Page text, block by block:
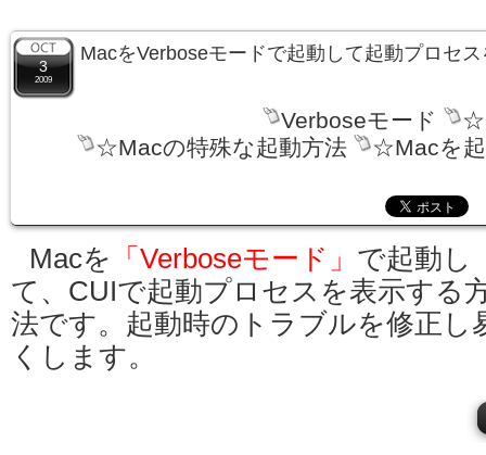
3
2009
MacをVerboseモードで起動して起動プロセ
Verboseモード
☆Macの特殊な起動方法
☆Macを起
Macを 「Verboseモード」 で起動し
て、CUIで起動プロセスを表示する
法です。起動時のトラブルを修正し
くします。